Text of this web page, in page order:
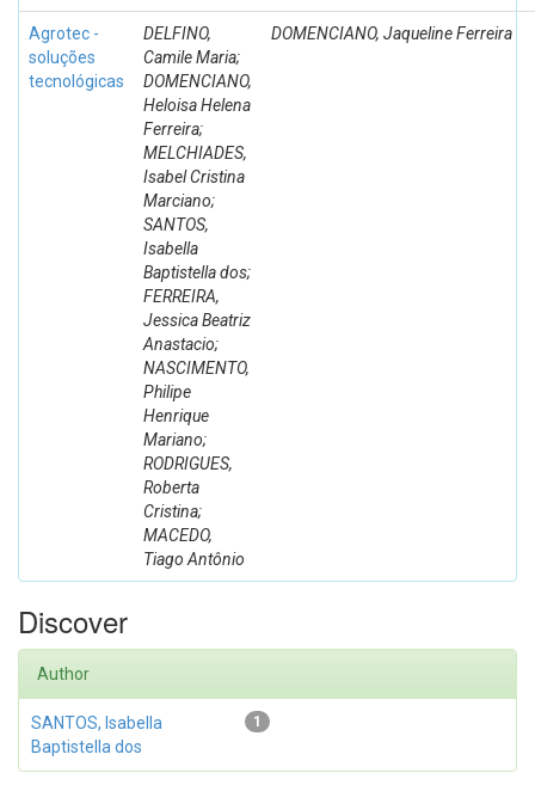
Agrotec -
soluções
tecnológicas
DELFINO,
Camile Maria;
DOMENCIANO,
Heloisa Helena
Ferreira;
MELCHIADES,
Isabel Cristina
Marciano;
SANTOS,
Isabella
Baptistella dos;
FERREIRA,
Jessica Beatriz
Anastacio;
NASCIMENTO,
Philipe
Henrique
Mariano;
RODRIGUES,
Roberta
Cristina;
MACEDO,
Tiago Antônio
DOMENCIANO, Jaqueline Ferreira
Discover
Author
1
SANTOS, Isabella
Baptistella dos